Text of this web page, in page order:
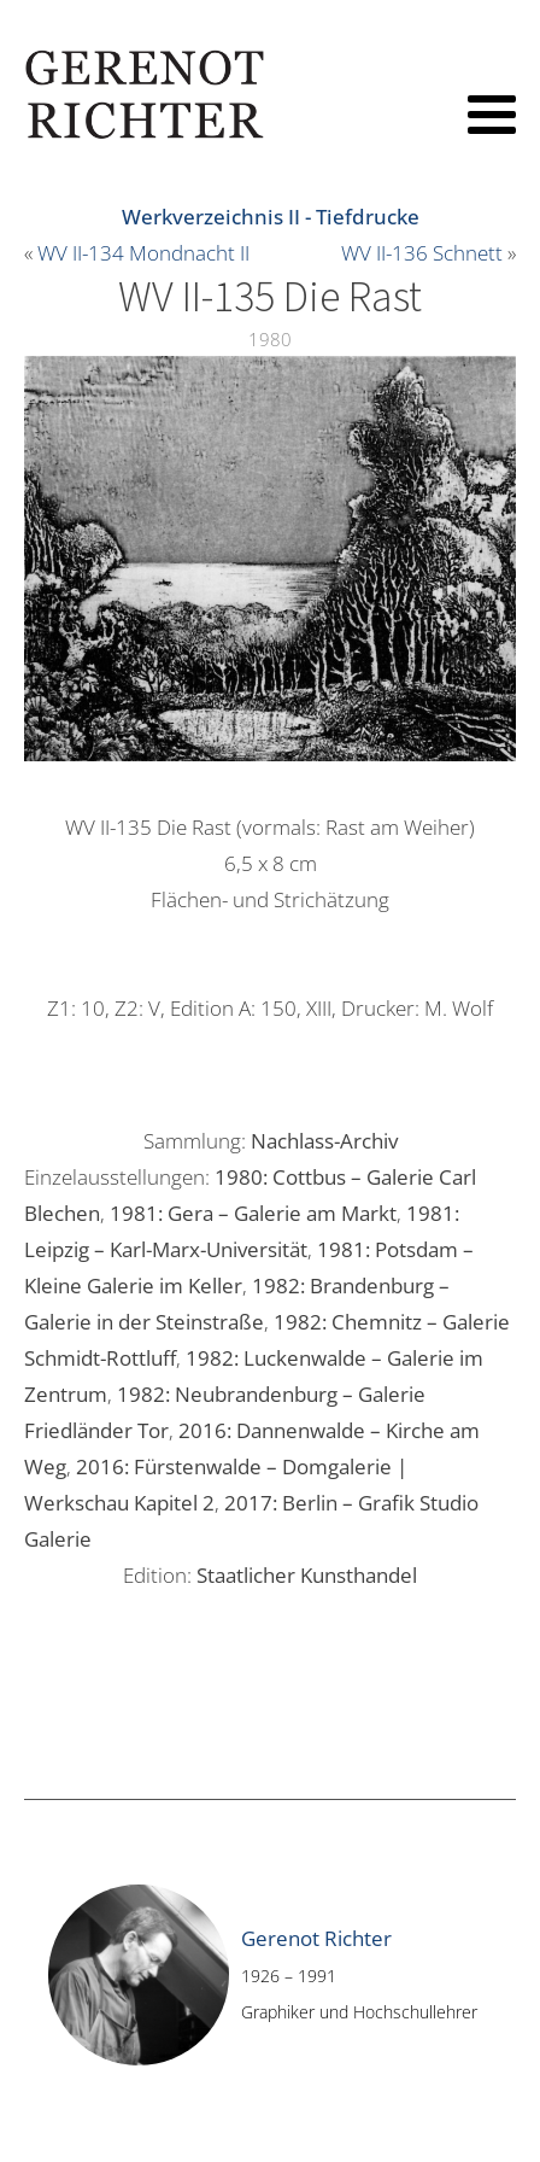
Werkverzeichnis II - Tiefdrucke
«WV II-134 Mondnacht II WV II-136 Schnett»
WV II-135 Die Rast
1980
WV II-135 Die Rast (vormals: Rast am Weiher)
6,5 x 8 cm
Flächen- und Strichätzung
Z1: 10, Z2: V, Edition A: 150, XIII, Drucker: M. Wolf
Sammlung: Nachlass-Archiv
Einzelausstellungen: 1980: Cottbus – Galerie Carl
Blechen, 1981: Gera – Galerie am Markt, 1981:
Leipzig – Karl-Marx-Universität, 1981: Potsdam –
Kleine Galerie im Keller, 1982: Brandenburg –
Galerie in der Steinstraße, 1982: Chemnitz – Galerie
Schmidt-Rottluff, 1982: Luckenwalde – Galerie im
Zentrum, 1982: Neubrandenburg – Galerie
Friedländer Tor, 2016: Dannenwalde – Kirche am
Weg, 2016: Fürstenwalde – Domgalerie |
Werkschau Kapitel 2, 2017: Berlin – Grafik Studio
Galerie
Edition: Staatlicher Kunsthandel
Gerenot Richter
1926 – 1991
Graphiker und Hochschullehrer